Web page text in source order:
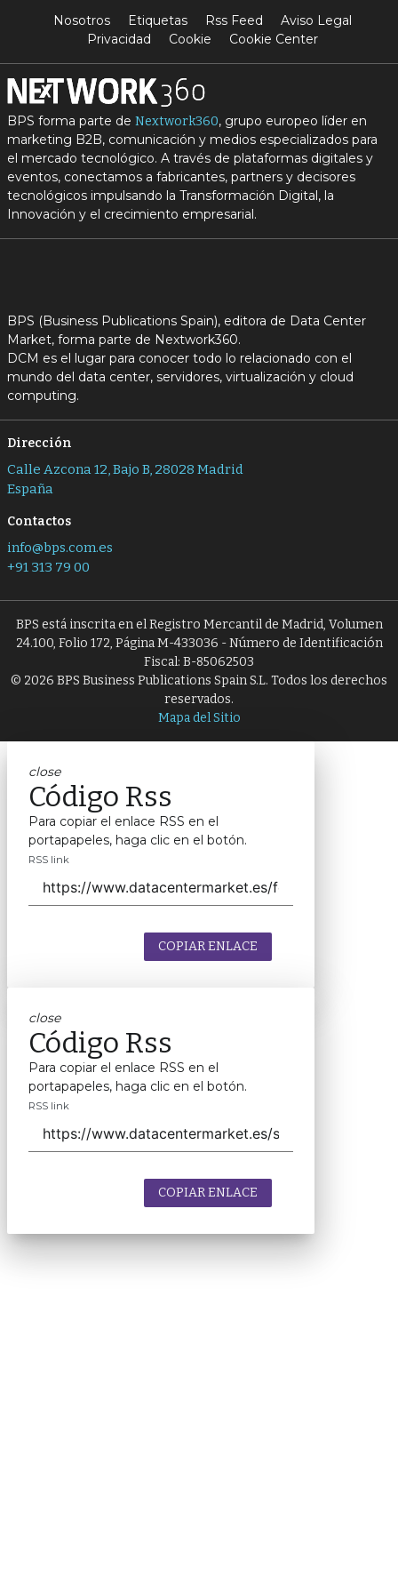
Nosotros Etiquetas Rss Feed
Aviso Legal
Privacidad
Cookie Cookie Center
BPS forma parte de Nextwork360, grupo europeo líder en
marketing B2B, comunicación y medios especializados para
el mercado tecnológico. A través de plataformas digitales y
eventos, conectamos a fabricantes, partners y decisores
tecnológicos impulsando la Transformación Digital, la
Innovación y el crecimiento empresarial.
BPS (Business Publications Spain), editora de Data Center
Market, forma parte de Nextwork360.
DCM es el lugar para conocer todo lo relacionado con el
mundo del data center, servidores, virtualización y cloud
computing.
Dirección
Calle Azcona 12, Bajo B, 28028 Madrid
España
Contactos
info@bps.com.es
+91 313 79 00
BPS está inscrita en el Registro Mercantil de Madrid, Volumen
24.100, Folio 172, Página M-433036 - Número de Identificación
Fiscal: B-85062503
© 2026 BPS Business Publications Spain S.L. Todos los derechos
reservados.
Mapa del Sitio
close
Código Rss
Para copiar el enlace RSS en el
portapapeles, haga clic en el botón.
RSS link
COPIAR ENLACE
close
Código Rss
Para copiar el enlace RSS en el
portapapeles, haga clic en el botón.
RSS link
COPIAR ENLACE